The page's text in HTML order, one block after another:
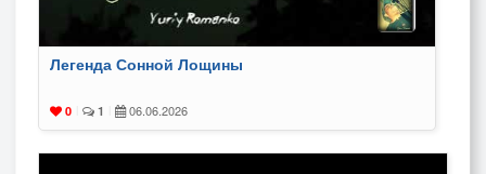
Легенда Сонной Лощины
0 1 06.06.2026